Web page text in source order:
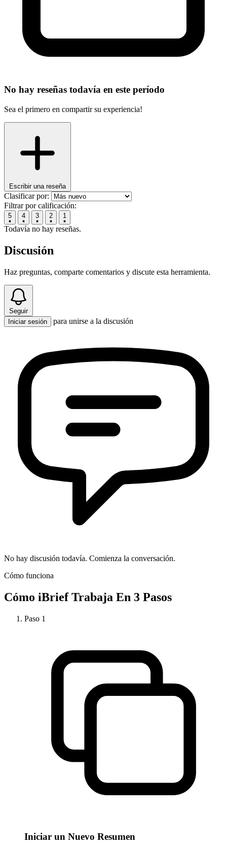
No hay reseñas todavía en este período
Sea el primero en compartir su experiencia!
Escribir una reseña
Clasificar por:
Filtrar por calificación:
5 4 3 2 1
Todavía no hay reseñas.
Discusión
Haz preguntas, comparte comentarios y discute esta herramienta.
Seguir
Iniciar sesión
para unirse a la discusión
No hay discusión todavía. Comienza la conversación.
Cómo funciona
Cómo iBriefTrabaja En 3 Pasos
Paso 1
Iniciar un Nuevo Resumen